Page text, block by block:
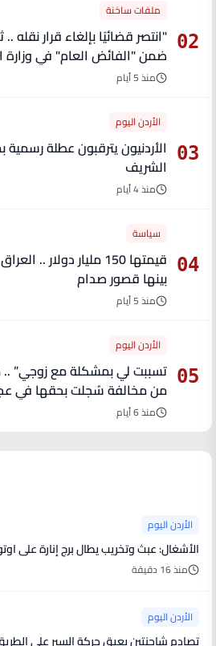
02
ملفات ساخنة
ضمن "الفائض العام" في
منذ 5 أيام
03
الأردن اليوم
الأردنيون يترقبون عطلة رسمية
الشريف
منذ 4 أيام
04
سياسة
بينها قصور صدام
منذ 5 أيام
05
الأردن اليوم
من مخالفة سُجلت بحقها في
منذ 6 أيام
الأردن اليوم
الأشغال: عبث وتخريب يطال برج إنارة على
منذ 16 دقيقة
الأردن اليوم
تصادم شاحنتين يعيق حركة السير على